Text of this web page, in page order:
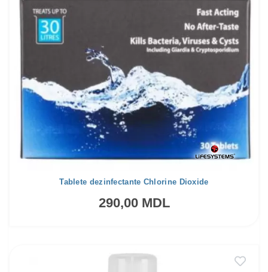
Tablete dezinfectante Chlorine Dioxide
290,00 MDL